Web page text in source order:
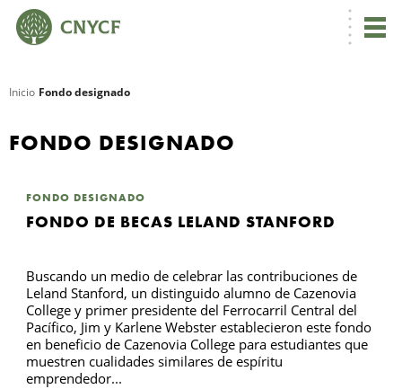
Inicio Fondo designado
FONDO DESIGNADO
FONDO DESIGNADO
FONDO DE BECAS LELAND STANFORD
Buscando un medio de celebrar las contribuciones de
Leland Stanford, un distinguido alumno de Cazenovia
College y primer presidente del Ferrocarril Central del
Pacífico, Jim y Karlene Webster establecieron este fondo
en beneficio de Cazenovia College para estudiantes que
muestren cualidades similares de espíritu
emprendedor...